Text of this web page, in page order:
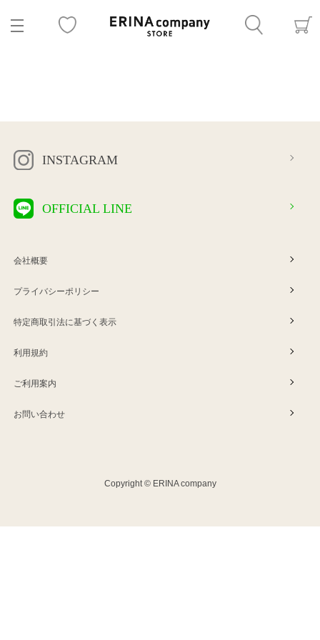
INSTAGRAM
OFFICIAL LINE
会社概要
プライバシーポリシー
特定商取引法に基づく表示
利用規約
ご利用案内
お問い合わせ
Copyright © ERINA company